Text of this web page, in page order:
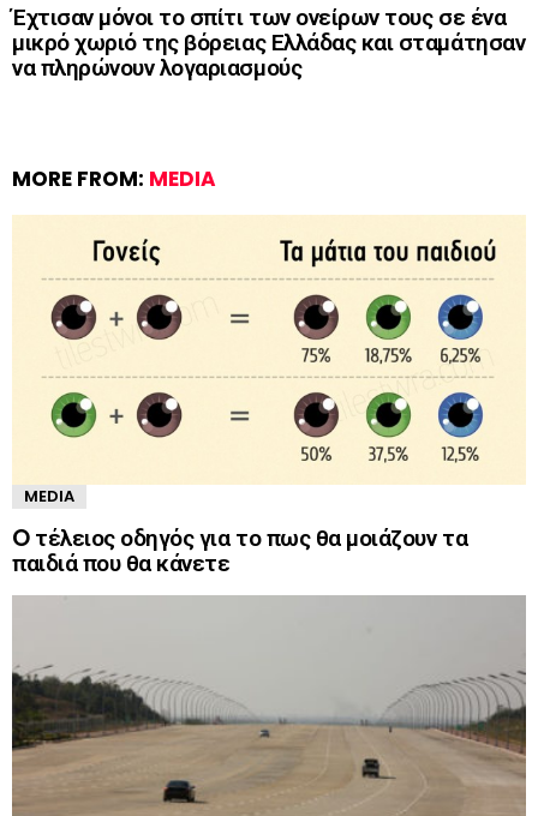
Έχτισαν μόνοι το σπίτι των ονείρων τους σε ένα
μικρό χωριό της βόρειας Ελλάδας και σταμάτησαν
να πληρώνουν λογαριασμούς
MORE FROM: MEDIA
MEDIA
O τέλειος οδηγός για το πως θα μοιάζουν τα
παιδιά που θα κάνετε